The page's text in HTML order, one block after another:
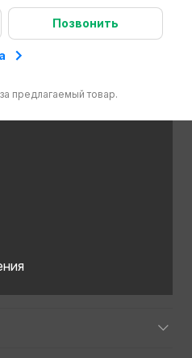
Позвонить
предлагаемый товар.